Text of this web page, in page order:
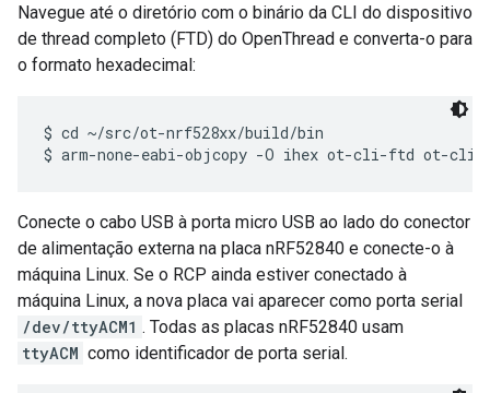
Navegue até o diretório com o binário da CLI do dispositivo
de thread completo (FTD) do OpenThread e converta-o para
o formato hexadecimal:
$ cd ~/src/ot-nrf528xx/build/bin
Conecte o cabo USB à porta micro USB ao lado do conector
de alimentação externa na placa nRF52840 e conecte-o à
máquina Linux. Se o RCP ainda estiver conectado à
máquina Linux, a nova placa vai aparecer como porta serial
/dev/ttyACM1 . Todas as placas nRF52840 usam
ttyACM como identificador de porta serial.